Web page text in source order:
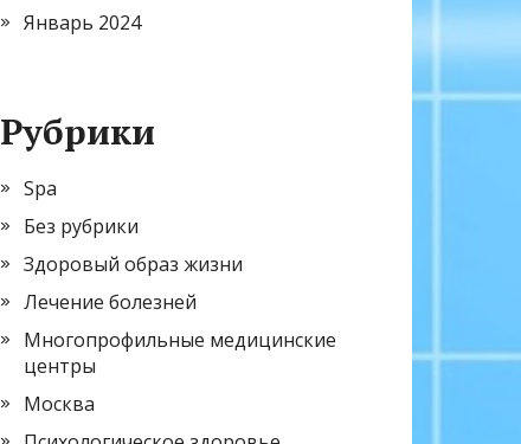
Январь 2024
Рубрики
Spa
Без рубрики
Здоровый образ жизни
Лечение болезней
Многопрофильные медицинские
центры
Москва